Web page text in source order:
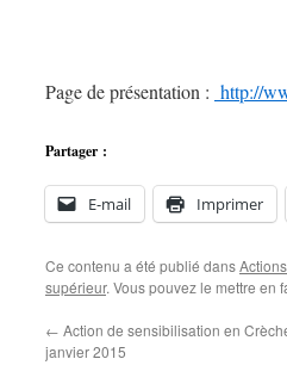
Page de présentation : http://
Partager :
E-mail Imprimer
Ce contenu a été publié dans
supérieur. Vous pouvez le mettre en
← Action de sensibilisation en
janvier 2015